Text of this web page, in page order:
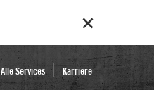
Alle Services Karriere